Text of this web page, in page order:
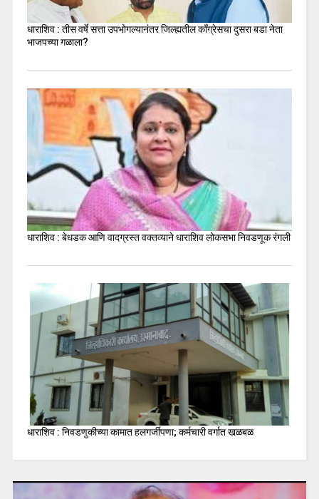
धाराशिव : तीस वर्षे सत्ता उपभोगल्यानंतर जिल्ह्यतील कॉंग्रेसचा दुसरा बडा नेता
भाजपच्या गळाला?
धाराशिव : बेधडक आणि वादग्रस्त वक्तव्याने धाराशिव लोकसभा निवडणूक रंगली
धाराशिव : निवडणुकीच्या कामात हलगर्जीपणा; कर्मचारी वर्गात खळबळ